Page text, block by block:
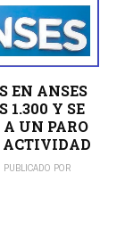
EN ANSES
1.300 Y SE
UN PARO
ACTIVIDAD
PUBLICADO POR